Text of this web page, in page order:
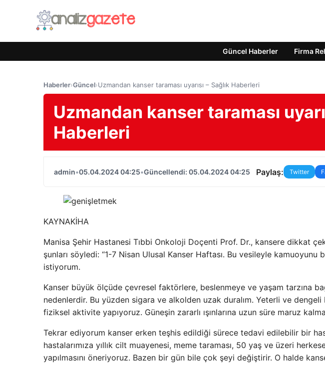
Güncel Haberler Firma
Haberler›Güncel›Uzmandan kanser taraması uyarısı – Sağlık Haberleri
Uzmandan kanser taraması
Haberleri
admin•05.04.2024 04:25•Güncellendi: 05.04.2024 04:25 Paylaş: Twitter
KAYNAKİHA
Manisa Şehir Hastanesi Tıbbi Onkoloji Doçenti Prof. Dr., kansere dikkat
şunları söyledi: “1-7 Nisan Ulusal Kanser Haftası. Bu vesileyle
istiyorum.
Kanser büyük ölçüde çevresel faktörlere, beslenmeye ve yaşam tarzına
nedenlerdir. Bu yüzden sigara ve alkolden uzak duralım. Yeterli ve
fiziksel aktivite yapıyoruz. Güneşin zararlı ışınlarına uzun süre maruz
Tekrar ediyorum kanser erken teşhis edildiği sürece tedavi edilebilir bir
hastalarımıza yıllık cilt muayenesi, meme taraması, 50 yaş ve üzeri
yapılmasını öneriyoruz. Bazen bir gün bile çok şeyi değiştirir. O halde